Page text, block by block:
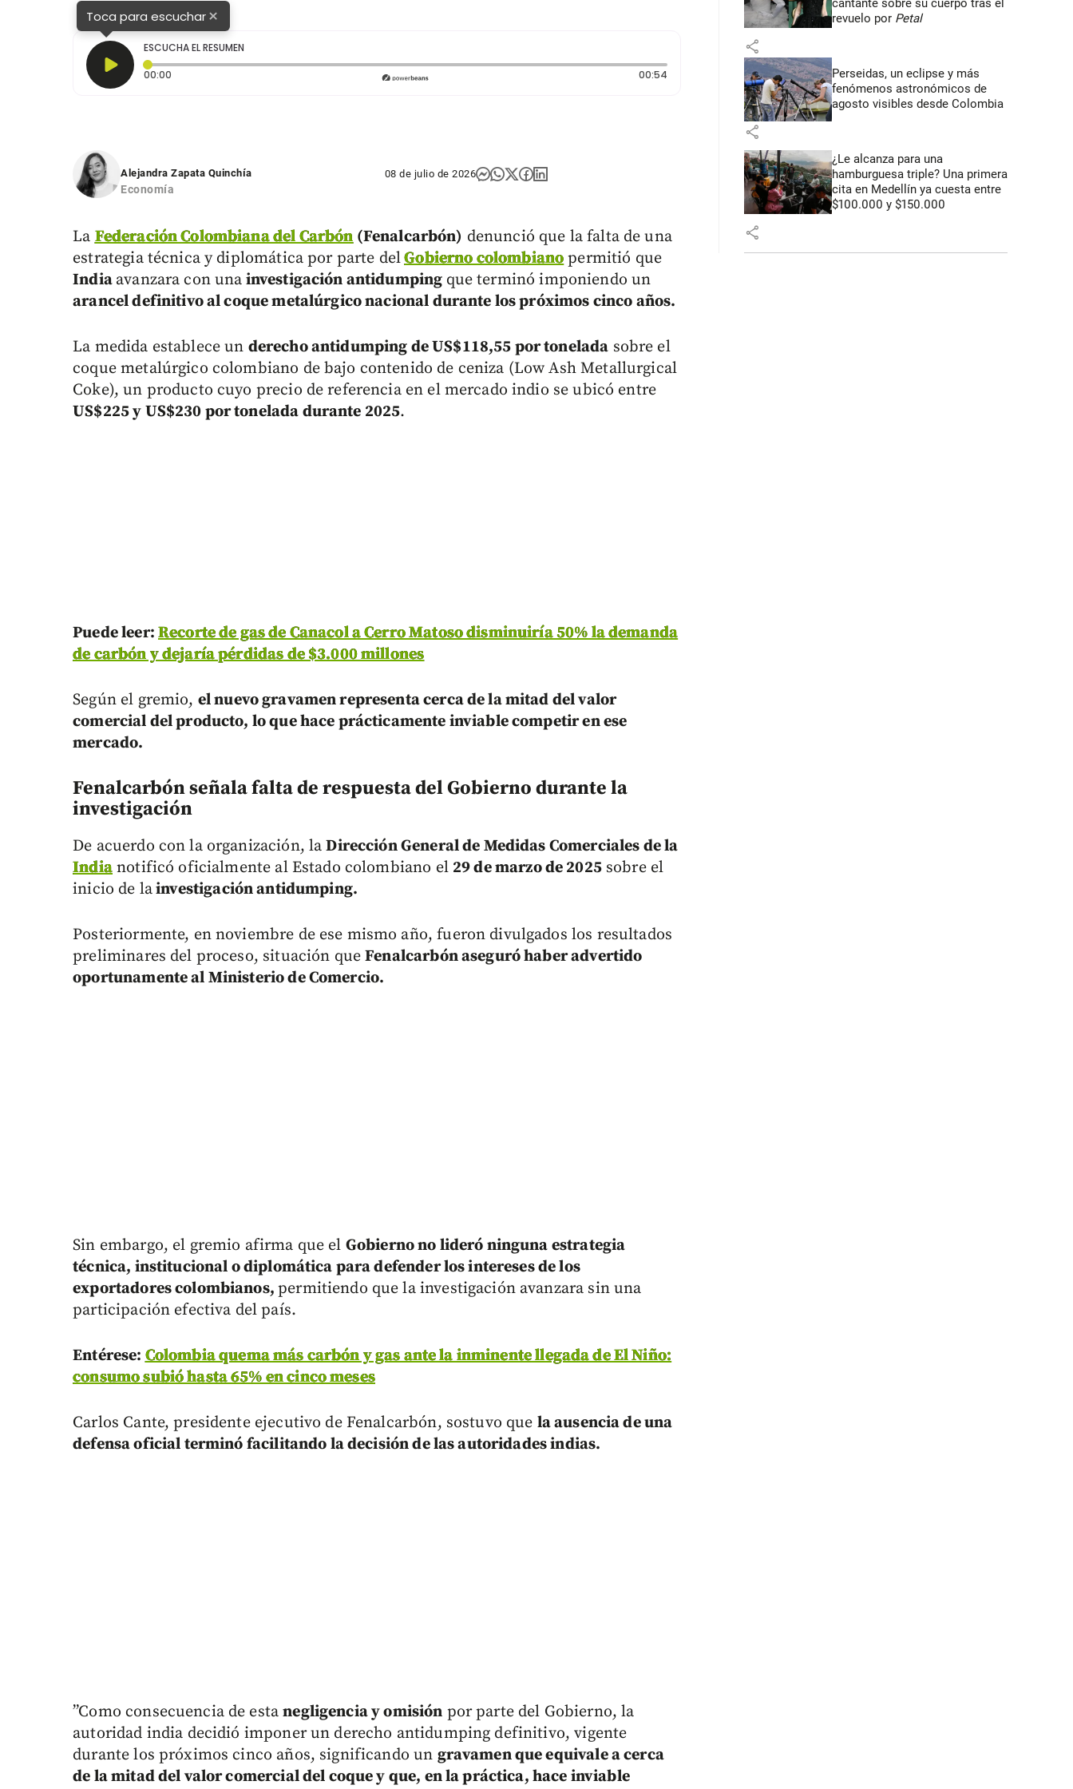
Toca para escuchar×
ESCUCHA EL RESUMEN
00:00
00:54Duración: 54 segundos
Alejandra Zapata Quinchía
Economía
08 de julio de 2026
LaFederación Colombiana del Carbón(Fenalcarbón) denunció que la falta de una
estrategia técnica y diplomática por parte delGobierno colombianopermitió que
India avanzara con una investigación antidumping que terminó imponiendo un
arancel definitivo al coque metalúrgico nacional durante los próximos cinco años.
La medida establece un derecho antidumping de US$118,55 por tonelada sobre el
coque metalúrgico colombiano de bajo contenido de ceniza (Low Ash Metallurgical
Coke), un producto cuyo precio de referencia en el mercado indio se ubicó entre
US$225 y US$230 por tonelada durante 2025.
Puede leer: Recorte de gas de Canacol a Cerro Matoso disminuiría 50% la demanda
de carbón y dejaría pérdidas de $3.000 millones
Según el gremio, el nuevo gravamen representa cerca de la mitad del valor
comercial del producto, lo que hace prácticamente inviable competir en ese
mercado.
Fenalcarbón señala falta de respuesta del Gobierno durante la
investigación
De acuerdo con la organización, laDirección General de Medidas Comerciales de la
Indianotificó oficialmente al Estado colombiano el 29 de marzo de 2025sobre el
inicio de lainvestigación antidumping.
Posteriormente, en noviembre de ese mismo año, fueron divulgados los resultados
preliminares del proceso, situación queFenalcarbón aseguró haber advertido
oportunamente al Ministerio de Comercio.
Sin embargo, el gremio afirma que el Gobierno no lideró ninguna estrategia
técnica, institucional o diplomática para defender los intereses de los
exportadores colombianos,permitiendo que la investigación avanzara sin una
participación efectiva del país.
Entérese:Colombia quema más carbón y gas ante la inminente llegada de El Niño:
consumo subió hasta 65% en cinco meses
Carlos Cante, presidente ejecutivo de Fenalcarbón, sostuvo que la ausencia de una
defensa oficial terminó facilitando la decisión de las autoridades indias.
”Como consecuencia de estanegligencia y omisión por parte del Gobierno, la
autoridad india decidió imponer un derecho antidumping definitivo, vigente
durante los próximos cinco años, significando un gravamen que equivale a cerca
de la mitad del valor comercial del coque y que, en la práctica, hace inviable
cantante sobre su cuerpo tras el
revuelo por Petal
share
Perseidas, un eclipse y más
fenómenos astronómicos de
agosto visibles desde Colombia
share
¿Le alcanza para una
hamburguesa triple? Una primera
cita en Medellín ya cuesta entre
$100.000 y $150.000
share